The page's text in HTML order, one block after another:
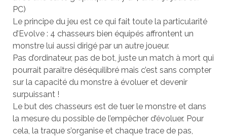
PC)
Le principe du jeu est ce qui fait toute la particularité
d’Evolve : 4 chasseurs bien équipés affrontent un
monstre lui aussi dirigé par un autre joueur.
Pas d’ordinateur, pas de bot, juste un match à mort qui
pourrait paraître déséquilibré mais c’est sans compter
sur la capacité du monstre à évoluer et devenir
surpuissant !
Le but des chasseurs est de tuer le monstre et dans
la mesure du possible de l’empêcher d’évoluer. Pour
cela, la traque s’organise et chaque trace de pas,